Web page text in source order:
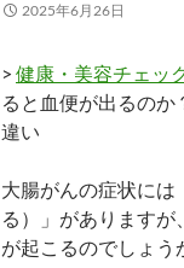
2025年6月26日
> 健康・美容チェッ
ると血便が出るの
違い
大腸がんの症状には
る）」がありますが
が起こるのでしょう